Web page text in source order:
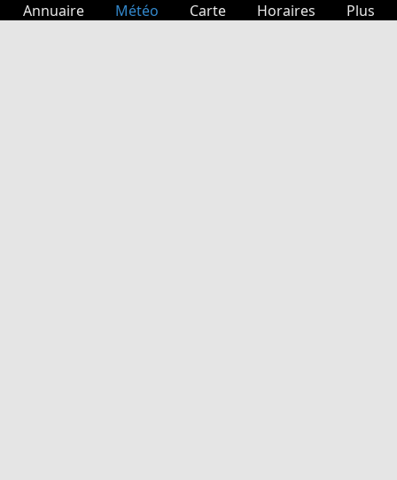
Annuaire Météo Carte Horaires Plus